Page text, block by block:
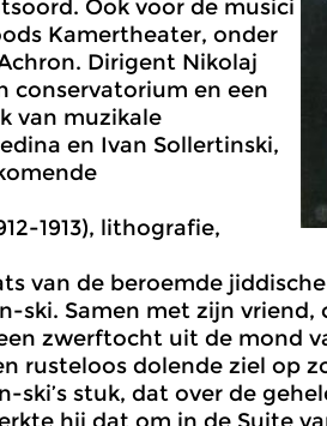
Ook voor de musici
Kamertheater, onder
Dirigent Nikolaj
conservatorium en een
van muzikale
en Ivan Sollertinski,
1913), lithografie,
van de beroemde
ski. Samen met zijn vriend,
zwerftocht uit de mond
rusteloos dolende ziel op
ski’s stuk, dat over de